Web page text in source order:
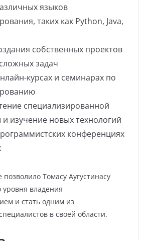
языков
таких как Python, Java,
собственных проектов
задач
курсах и семинарах по
специализированной
и изучение новых технологий
конференциях
Томасу Аугустинасу
уровня владения
и стать одним из
в своей области.